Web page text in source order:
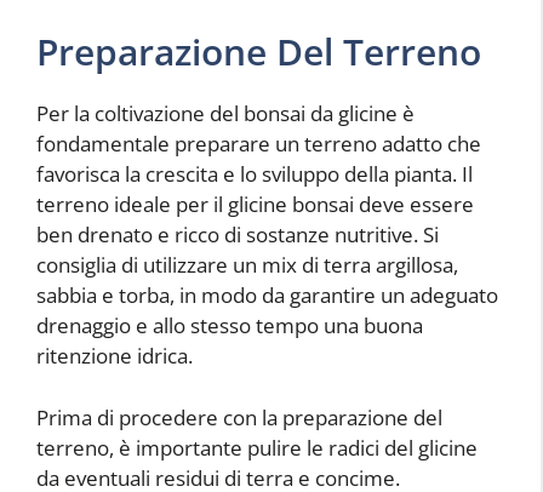
Preparazione Del Terreno
Per la coltivazione del bonsai da glicine è
fondamentale preparare un terreno adatto che
favorisca la crescita e lo sviluppo della pianta. Il
terreno ideale per il glicine bonsai deve essere
ben drenato e ricco di sostanze nutritive. Si
consiglia di utilizzare un mix di terra argillosa,
sabbia e torba, in modo da garantire un adeguato
drenaggio e allo stesso tempo una buona
ritenzione idrica.
Prima di procedere con la preparazione del
terreno, è importante pulire le radici del glicine
da eventuali residui di terra e concime.